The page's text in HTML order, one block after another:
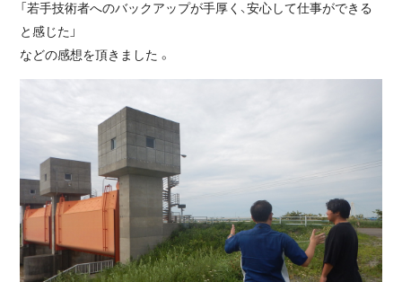
「若手技術者へのバックアップが手厚く、安心して仕事ができる
と感じた」
などの感想を頂きました 。